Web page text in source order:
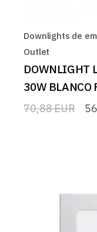
Downlights de
Outlet
DOWNLIGHT
30W BLANCO
70,88EUR
El
El